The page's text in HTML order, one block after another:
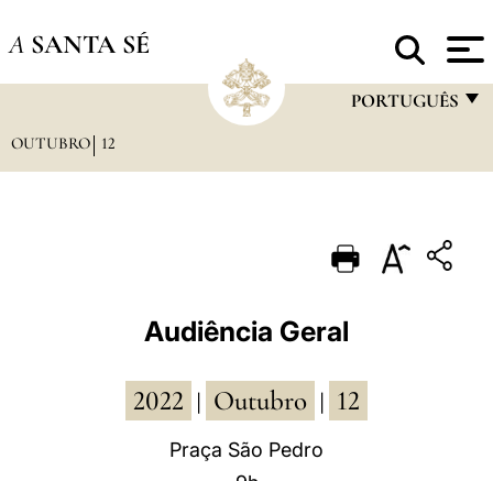
A SANTA SÉ
PORTUGUÊS
PORTUGUÊS
POLSKI
OUTUBRO 12
Audiência Geral
2022 Outubro 12
Praça São Pedro